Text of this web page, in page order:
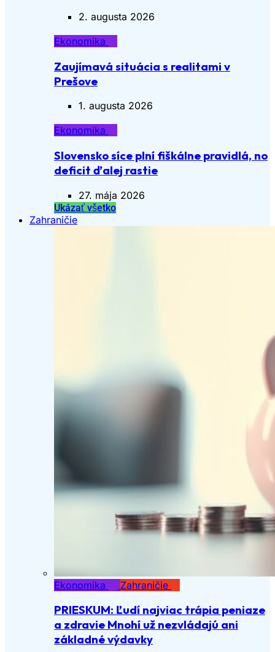
2. augusta 2026
Ekonomika
Zaujímavá situácia s realitami v
Prešove
1. augusta 2026
Ekonomika
Slovensko síce plní fiškálne pravidlá, no
deficit ďalej rastie
27. mája 2026
Ukázať všetko
Zahraničie
Ekonomika Zahraničie
PRIESKUM: Ľudí najviac trápia peniaze
a zdravie Mnohí už nezvládajú ani
základné výdavky